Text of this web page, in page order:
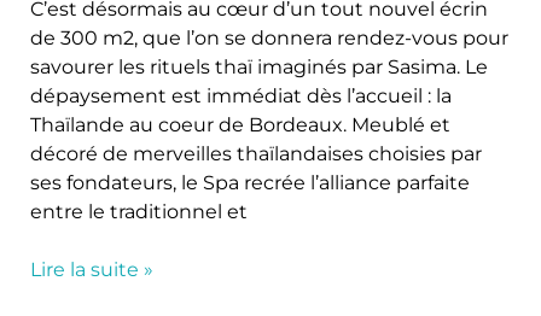
C’est désormais au cœur d’un tout nouvel écrin
de 300 m2, que l’on se donnera rendez-vous pour
savourer les rituels thaï imaginés par Sasima. Le
dépaysement est immédiat dès l’accueil : la
Thaïlande au coeur de Bordeaux. Meublé et
décoré de merveilles thaïlandaises choisies par
ses fondateurs, le Spa recrée l’alliance parfaite
entre le traditionnel et
Lire la suite »